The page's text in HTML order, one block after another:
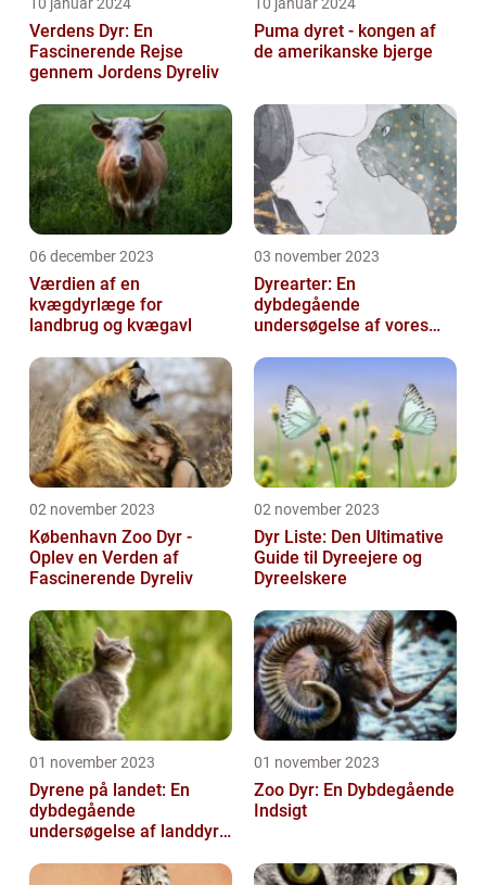
10 januar 2024
Verdens Dyr: En
Fascinerende Rejse
gennem Jordens Dyreliv
10 januar 2024
Puma dyret - kongen af
de amerikanske bjerge
06 december 2023
Værdien af en
kvægdyrlæge for
landbrug og kvægavl
03 november 2023
Dyrearter: En
dybdegående
undersøgelse af vores
02 november 2023
København Zoo Dyr -
Oplev en Verden af
Fascinerende Dyreliv
02 november 2023
Dyr Liste: Den Ultimative
Guide til Dyreejere og
Dyreelskere
01 november 2023
Dyrene på landet: En
dybdegående
undersøgelse af landdyr
gennem historien
01 november 2023
Zoo Dyr: En Dybdegående
Indsigt